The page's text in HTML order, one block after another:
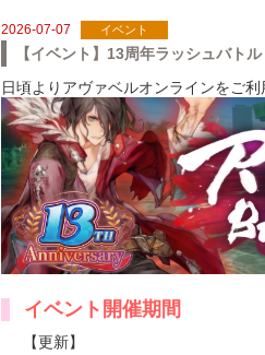
2026-07-07 イベント
【イベント】13周年ラッシュバトル
日頃よりアヴァベルオンラインをご
イベント開催期間
【更新】